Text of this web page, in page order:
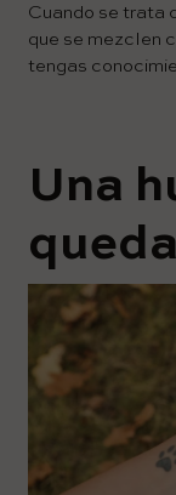
Cuando se trata
que se mezclen
tengas
Una